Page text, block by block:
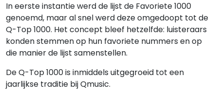
In eerste instantie werd de lijst de Favoriete 1000
genoemd, maar al snel werd deze omgedoopt tot de
Q-Top 1000. Het concept bleef hetzelfde: luisteraars
konden stemmen op hun favoriete nummers en op
die manier de lijst samenstellen.
De Q-Top 1000 is inmiddels uitgegroeid tot een
jaarlijkse traditie bij Qmusic.